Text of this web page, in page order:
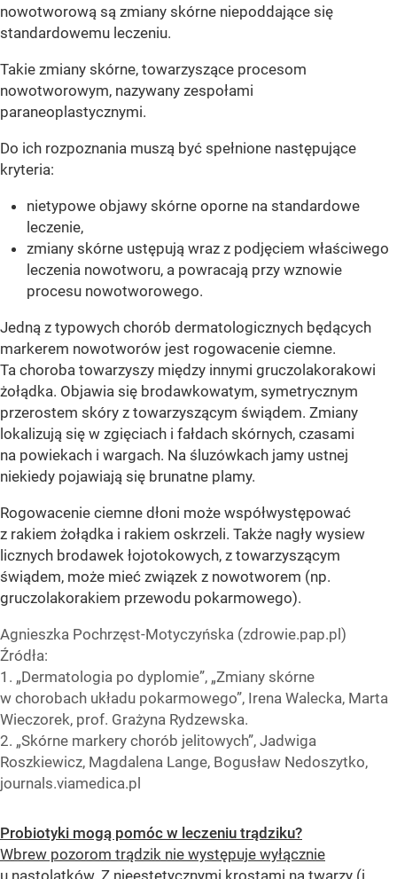
nowotworową są zmiany skórne niepoddające się
standardowemu leczeniu.
Takie zmiany skórne, towarzyszące procesom
nowotworowym, nazywany zespołami
paraneoplastycznymi.
Do ich rozpoznania muszą być spełnione następujące
kryteria:
nietypowe objawy skórne oporne na standardowe
leczenie,
zmiany skórne ustępują wraz z podjęciem właściwego
leczenia nowotworu, a powracają przy wznowie
procesu nowotworowego.
Jedną z typowych chorób dermatologicznych będących
markerem nowotworów jest rogowacenie ciemne.
Ta choroba towarzyszy między innymi gruczolakorakowi
żołądka. Objawia się brodawkowatym, symetrycznym
przerostem skóry z towarzyszącym świądem. Zmiany
lokalizują się w zgięciach i fałdach skórnych, czasami
na powiekach i wargach. Na śluzówkach jamy ustnej
niekiedy pojawiają się brunatne plamy.
Rogowacenie ciemne dłoni może współwystępować
z rakiem żołądka i rakiem oskrzeli. Także nagły wysiew
licznych brodawek łojotokowych, z towarzyszącym
świądem, może mieć związek z nowotworem (np.
gruczolakorakiem przewodu pokarmowego).
Agnieszka Pochrzęst-Motyczyńska (zdrowie.pap.pl)
Źródła:
1. „Dermatologia po dyplomie”, „Zmiany skórne
w chorobach układu pokarmowego”, Irena Walecka, Marta
Wieczorek, prof. Grażyna Rydzewska.
2. „Skórne markery chorób jelitowych”, Jadwiga
Roszkiewicz, Magdalena Lange, Bogusław Nedoszytko,
journals.viamedica.pl
Probiotyki mogą pomóc w leczeniu trądziku?
Wbrew pozorom trądzik nie występuje wyłącznie
u nastolatków. Z nieestetycznymi krostami na twarzy (i